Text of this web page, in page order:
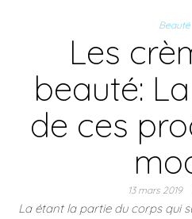
Beauté
Les
beauté:
de ces
13 mars 2019
La étant la partie du corps qui